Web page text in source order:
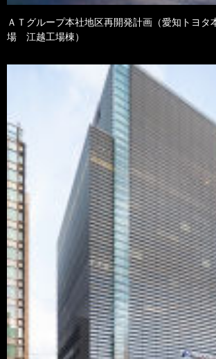
ＡＴグループ本社地区再開発計画（愛知トヨ
場 江越工場棟）